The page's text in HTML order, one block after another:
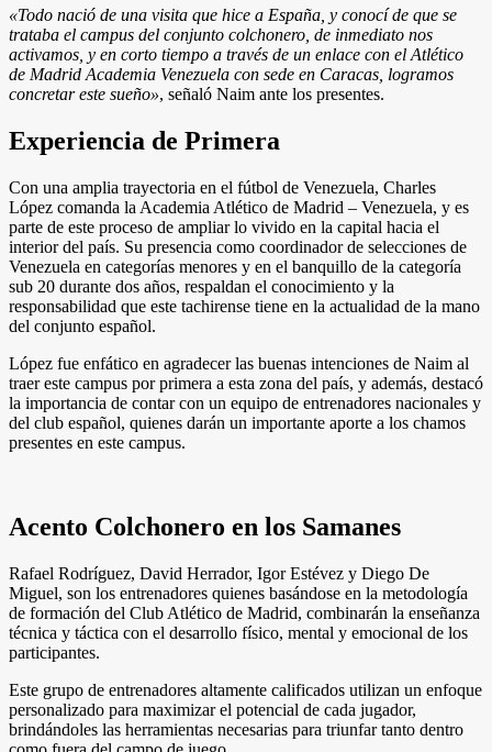
«Todo nació de una visita que hice a España, y conocí de que se
trataba el campus del conjunto colchonero, de inmediato nos
activamos, y en corto tiempo a través de un enlace con el Atlético
de Madrid Academia Venezuela con sede en Caracas, logramos
concretar este sueño», señaló Naim ante los presentes.
Experiencia de Primera
Con una amplia trayectoria en el fútbol de Venezuela, Charles
López comanda la Academia Atlético de Madrid – Venezuela, y es
parte de este proceso de ampliar lo vivido en la capital hacia el
interior del país. Su presencia como coordinador de selecciones de
Venezuela en categorías menores y en el banquillo de la categoría
sub 20 durante dos años, respaldan el conocimiento y la
responsabilidad que este tachirense tiene en la actualidad de la mano
del conjunto español.
López fue enfático en agradecer las buenas intenciones de Naim al
traer este campus por primera a esta zona del país, y además, destacó
la importancia de contar con un equipo de entrenadores nacionales y
del club español, quienes darán un importante aporte a los chamos
presentes en este campus.
Acento Colchonero en los Samanes
Rafael Rodríguez, David Herrador, Igor Estévez y Diego De
Miguel, son los entrenadores quienes basándose en la metodología
de formación del Club Atlético de Madrid, combinarán la enseñanza
técnica y táctica con el desarrollo físico, mental y emocional de los
participantes.
Este grupo de entrenadores altamente calificados utilizan un enfoque
personalizado para maximizar el potencial de cada jugador,
brindándoles las herramientas necesarias para triunfar tanto dentro